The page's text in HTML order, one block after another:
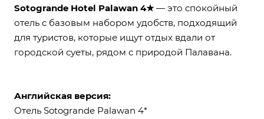
Sotogrande Hotel Palawan 4★— это спокойный
отель с базовым набором удобств, подходящий
для туристов, которые ищут отдых вдали от
городской суеты, рядом с природой Палавана.
Английская версия:
Отель Sotogrande Palawan 4*